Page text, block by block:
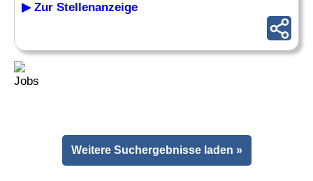
▶ Zur Stellenanzeige
Weitere Suchergebnisse laden »